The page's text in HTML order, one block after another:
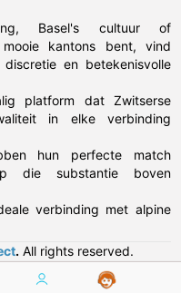
Basel's cultuur of
kantons bent, vind
en betekenisvolle
platform dat Zwitserse
in elke verbinding
hun perfecte match
die substantie boven
verbinding met alpine
. All rights reserved.